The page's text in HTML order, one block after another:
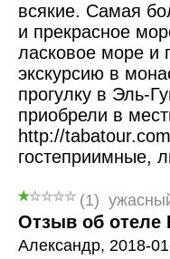
всякие. Самая
и прекрасное
ласковое море и
экскурсию в
прогулку в Эль-
приобрели в
http://
гостеприимные,
(1)
Отзыв об отеле
Александр, 2018-